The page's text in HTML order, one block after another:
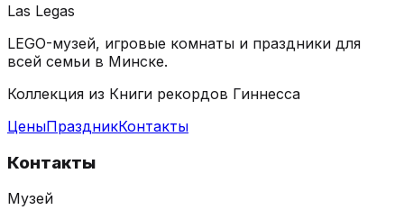
Las Legas
LEGO-музей, игровые комнаты и праздники для
всей семьи в Минске.
Коллекция из Книги рекордов Гиннесса
ЦеныПраздникКонтакты
Контакты
Музей